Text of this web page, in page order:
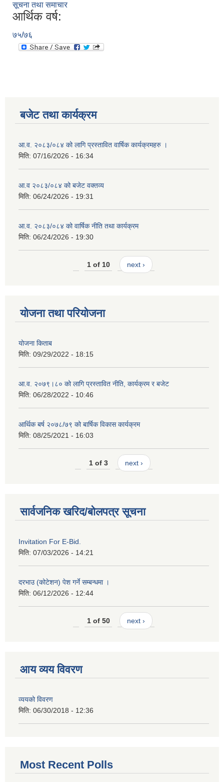
सूचना तथा समाचार
आर्थिक वर्ष:
७५/७६
बजेट तथा कार्यक्रम
आ.व. २०८३/०८४ को लागि प्रस्तावित वार्षिक कार्यक्रमहरु ।
मिति: 07/16/2026 - 16:34
आ.व २०८३/०८४ को बजेट वक्तव्य
मिति: 06/24/2026 - 19:31
आ.व. २०८३/०८४ को वार्षिक नीति तथा कार्यक्रम
मिति: 06/24/2026 - 19:30
1 of 10 next ›
योजना तथा परियोजना
योजना किताब
मिति: 09/29/2022 - 18:15
आ.व. २०७९।८० को लागि प्रस्तावित नीति, कार्यक्रम र बजेट
मिति: 06/28/2022 - 10:46
आर्थिक बर्ष २०७८/७९ को बार्षिक विकास कार्यक्रम
मिति: 08/25/2021 - 16:03
1 of 3 next ›
सार्वजनिक खरिद/बोलपत्र सूचना
Invitation For E-Bid.
मिति: 07/03/2026 - 14:21
दरभाउ (कोटेशन) पेश गर्ने सम्बन्धमा ।
मिति: 06/12/2026 - 12:44
1 of 50 next ›
आय व्यय विवरण
व्ययको विवरण
मिति: 06/30/2018 - 12:36
Most Recent Polls